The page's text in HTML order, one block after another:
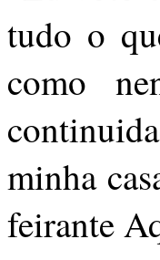
tudo o
como
minha
feirante